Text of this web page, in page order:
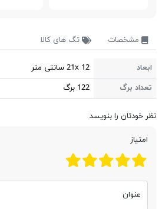
مشخصات تگ های کالا
ابعاد
21x 12 سانتی متر
تعداد برگ
122 برگ
نظر خودتان را بنویسد
امتیاز
عنوان